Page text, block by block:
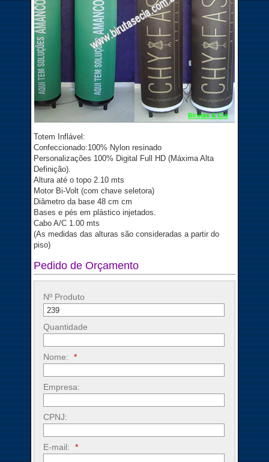
Totem Inflável:
Confeccionado:100% Nylon resinado
Personalizações 100% Digital Full HD (Máxima Alta
Definição).
Altura até o topo 2.10 mts
Motor Bi-Volt (com chave seletora)
Diâmetro da base 48 cm cm
Bases e pés em plástico injetados.
Cabo A/C 1.00 mts
(As medidas das alturas são consideradas a partir do
piso)
Pedido de Orçamento
Nº Produto
Quantidade
Nome: *
Empresa:
CPNJ:
E-mail: *